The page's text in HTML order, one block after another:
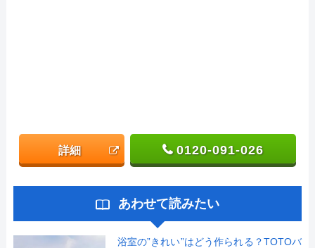
詳細 0120-091-026
あわせて読みたい
浴室の”きれい”はどう作られる？TOTOバ